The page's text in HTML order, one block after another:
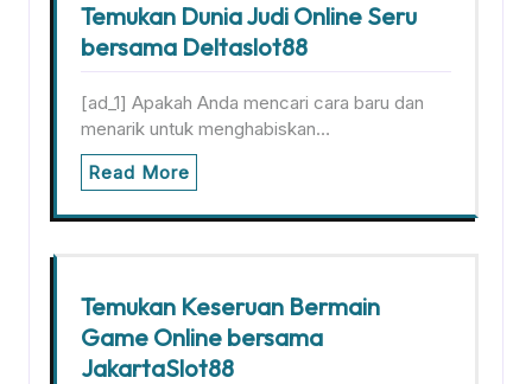
Temukan Dunia Judi Online Seru
bersama Deltaslot88
[ad_1] Apakah Anda mencari cara baru dan
menarik untuk menghabiskan…
Read More
Temukan Keseruan Bermain
Game Online bersama
JakartaSlot88